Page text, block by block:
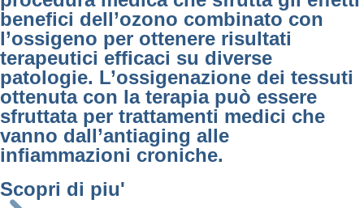
benefici dell’ozono combinato con
l’ossigeno per ottenere risultati
terapeutici efficaci su diverse
patologie. L’ossigenazione dei tessuti
ottenuta con la terapia può essere
sfruttata per trattamenti medici che
vanno dall’antiaging alle
infiammazioni croniche.
Scopri di piu'